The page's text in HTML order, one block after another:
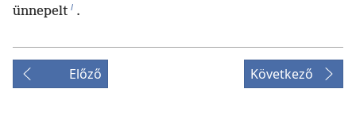
ünnepelt l .
Előző Következő